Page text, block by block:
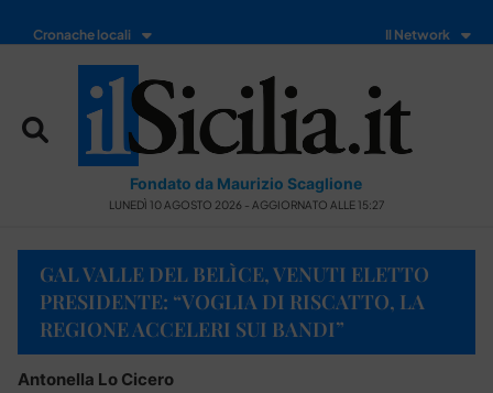
Cronache locali Il Network
Fondato da Maurizio Scaglione
LUNEDÌ 10 AGOSTO 2026 - AGGIORNATO ALLE 15:27
GAL VALLE DEL BELÌCE, VENUTI ELETTO
PRESIDENTE: “VOGLIA DI RISCATTO, LA
REGIONE ACCELERI SUI BANDI”
Antonella Lo Cicero